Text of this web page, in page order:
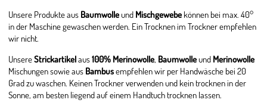
Unsere Produkte aus Baumwolleund Mischgewebe können bei max. 40°
in der Maschine gewaschen werden. Ein Trocknen im Trockner empfehlen
wir nicht.
UnsereStrickartikelaus100% Merinowolle, Baumwolleund Merinowolle
Mischungen sowie aus Bambusempfehlen wir per Handwäsche bei 20
Grad zu waschen. Keinen Trockner verwenden und kein trocknen in der
Sonne, am besten liegend auf einem Handtuch trocknen lassen.